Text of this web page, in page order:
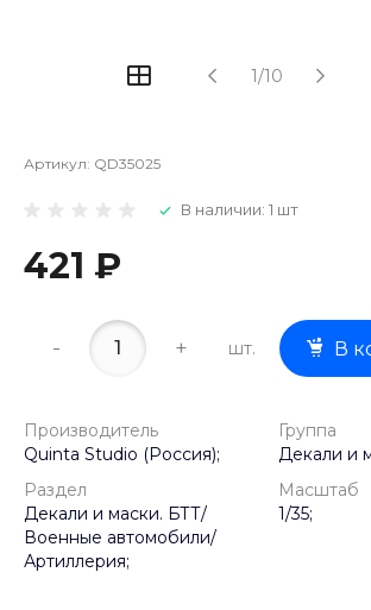
1/10
Артикул: QD35025
В наличии: 1 шт
421 ₽
- + шт. В
Производитель
Quinta Studio (Россия);
Группа
Декали и
Раздел
Декали и маски. БТТ/
Военные автомобили/
Артиллерия;
Масштаб
1/35;